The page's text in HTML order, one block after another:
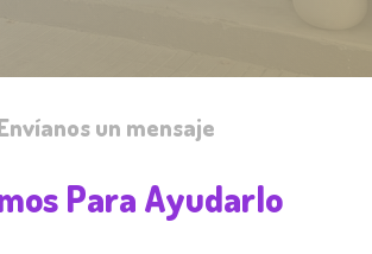
un mensaje
Para Ayudarlo